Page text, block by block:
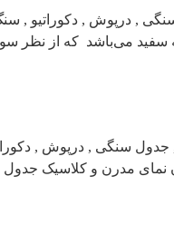
, درپوش , دکوراتیو ,
سفید می‌باشد که از نظر
, جدول سنگی , درپوش ,
نمای مدرن و کلاسیک